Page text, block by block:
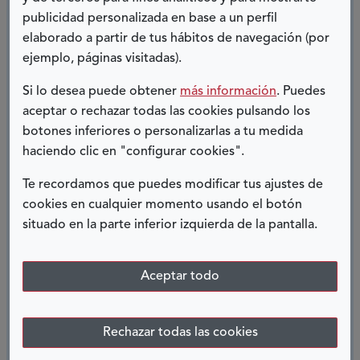
publicidad personalizada en base a un perfil
elaborado a partir de tus hábitos de navegación (por
ejemplo, páginas visitadas).
Si lo desea puede obtener más información. Puedes
aceptar o rechazar todas las cookies pulsando los
botones inferiores o personalizarlas a tu medida
haciendo clic en "configurar cookies".
Te recordamos que puedes modificar tus ajustes de
cookies en cualquier momento usando el botón
situado en la parte inferior izquierda de la pantalla.
Aceptar todo
Rechazar todas las cookies
sobre
El
trabajo
más
agradecido
que
he
hecho
YO Y LA FQ
08 SEPTIEMBRE, 2020
coincidiendo con el Día Mundial de la Fibrosis
Quística, que es el 8 de septiembre, me gustaría
contaros, para que conozcáis de primera mano,...
la
VIVIR CON SÍNDROME DE TURNER